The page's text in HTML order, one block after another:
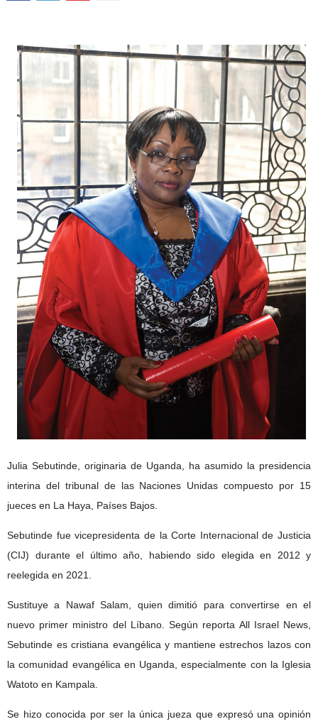
Julia Sebutinde, originaria de Uganda, ha asumido la presidencia
interina del tribunal de las Naciones Unidas compuesto por 15
jueces en La Haya, Países Bajos.
Sebutinde fue vicepresidenta de la Corte Internacional de Justicia
(CIJ) durante el último año, habiendo sido elegida en 2012 y
reelegida en 2021.
Sustituye a Nawaf Salam, quien dimitió para convertirse en el
nuevo primer ministro del Líbano. Según reporta All Israel News,
Sebutinde es cristiana evangélica y mantiene estrechos lazos con
la comunidad evangélica en Uganda, especialmente con la Iglesia
Watoto en Kampala.
Se hizo conocida por ser la única jueza que expresó una opinión